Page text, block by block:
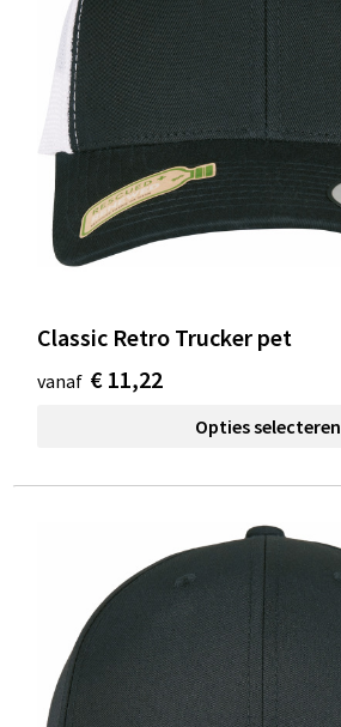
Classic Retro Trucker pet
vanaf € 11,22
Opties selecteren